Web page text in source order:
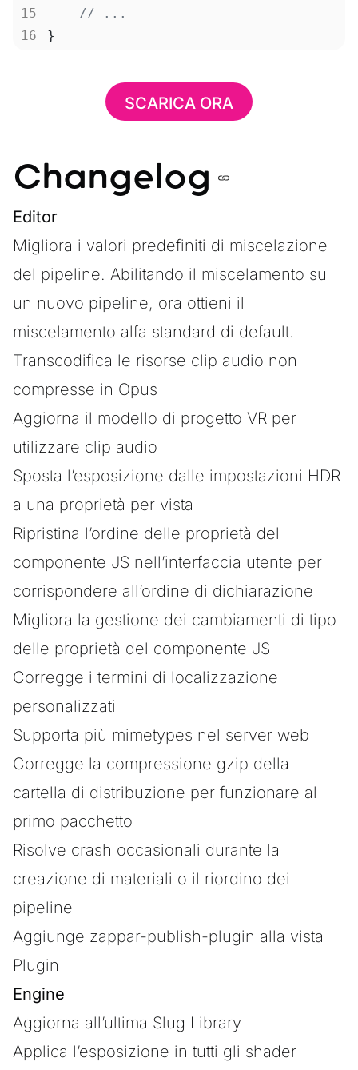
    // ...
}
SCARICA ORA
Changelog
Editor
Migliora i valori predefiniti di miscelazione
del pipeline. Abilitando il miscelamento su
un nuovo pipeline, ora ottieni il
miscelamento alfa standard di default.
Transcodifica le risorse clip audio non
compresse in Opus
Aggiorna il modello di progetto VR per
utilizzare clip audio
Sposta l’esposizione dalle impostazioni HDR
a una proprietà per vista
Ripristina l’ordine delle proprietà del
componente JS nell’interfaccia utente per
corrispondere all’ordine di dichiarazione
Migliora la gestione dei cambiamenti di tipo
delle proprietà del componente JS
Corregge i termini di localizzazione
personalizzati
Supporta più mimetypes nel server web
Corregge la compressione gzip della
cartella di distribuzione per funzionare al
primo pacchetto
Risolve crash occasionali durante la
creazione di materiali o il riordino dei
pipeline
Aggiunge zappar-publish-plugin alla vista
Plugin
Engine
Aggiorna all’ultima Slug Library
Applica l’esposizione in tutti gli shader